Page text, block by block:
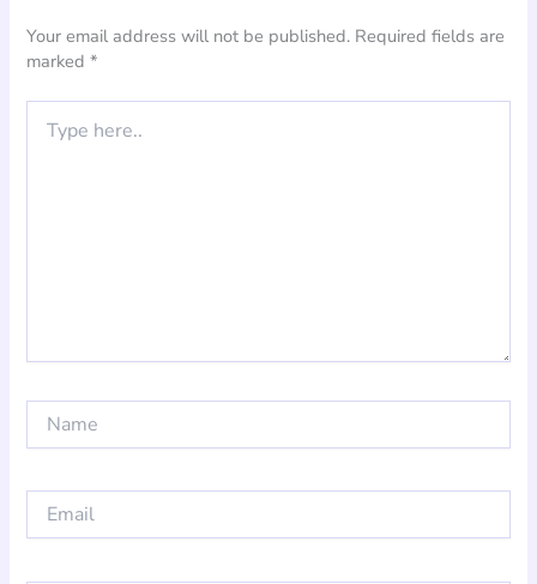
Your email address will not be published. Required fields are
marked*
here..
Email